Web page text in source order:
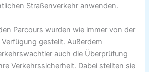
Straßenverkehr anwenden.
Parcours wurden wie immer von der
gestellt. Außerdem
auch die Überprüfung
Verkehrssicherheit. Dabei stellten sie